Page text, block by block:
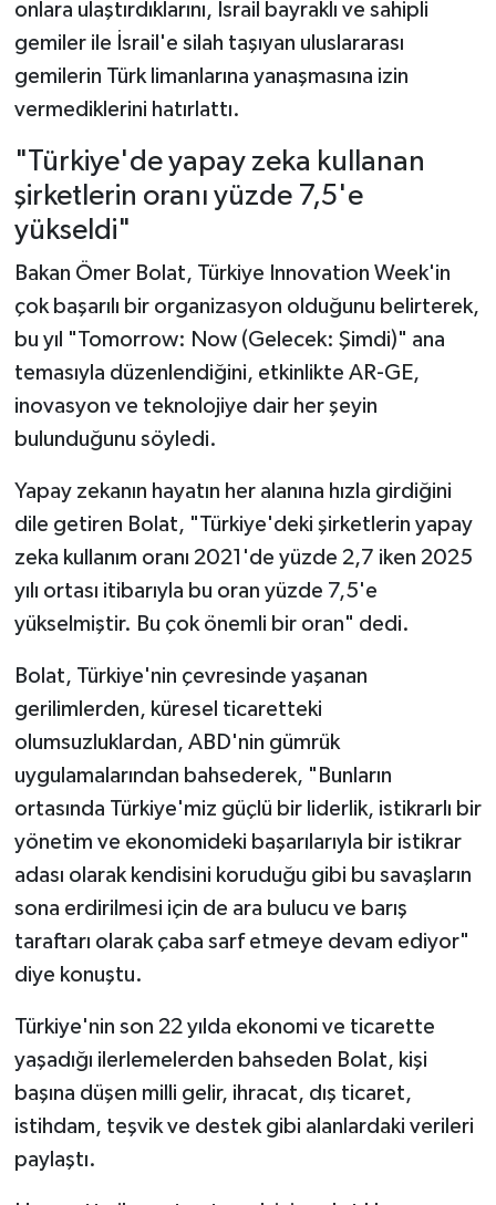
onlara ulaştırdıklarını, İsrail bayraklı ve sahipli
gemiler ile İsrail'e silah taşıyan uluslararası
gemilerin Türk limanlarına yanaşmasına izin
vermediklerini hatırlattı.
"Türkiye'de yapay zeka kullanan
şirketlerin oranı yüzde 7,5'e
yükseldi"
Bakan Ömer Bolat, Türkiye Innovation Week'in
çok başarılı bir organizasyon olduğunu belirterek,
bu yıl "Tomorrow: Now (Gelecek: Şimdi)" ana
temasıyla düzenlendiğini, etkinlikte AR-GE,
inovasyon ve teknolojiye dair her şeyin
bulunduğunu söyledi.
Yapay zekanın hayatın her alanına hızla girdiğini
dile getiren Bolat, "Türkiye'deki şirketlerin yapay
zeka kullanım oranı 2021'de yüzde 2,7 iken 2025
yılı ortası itibarıyla bu oran yüzde 7,5'e
yükselmiştir. Bu çok önemli bir oran" dedi.
Bolat, Türkiye'nin çevresinde yaşanan
gerilimlerden, küresel ticaretteki
olumsuzluklardan, ABD'nin gümrük
uygulamalarından bahsederek, "Bunların
ortasında Türkiye'miz güçlü bir liderlik, istikrarlı bir
yönetim ve ekonomideki başarılarıyla bir istikrar
adası olarak kendisini koruduğu gibi bu savaşların
sona erdirilmesi için de ara bulucu ve barış
taraftarı olarak çaba sarf etmeye devam ediyor"
diye konuştu.
Türkiye'nin son 22 yılda ekonomi ve ticarette
yaşadığı ilerlemelerden bahseden Bolat, kişi
başına düşen milli gelir, ihracat, dış ticaret,
istihdam, teşvik ve destek gibi alanlardaki verileri
paylaştı.